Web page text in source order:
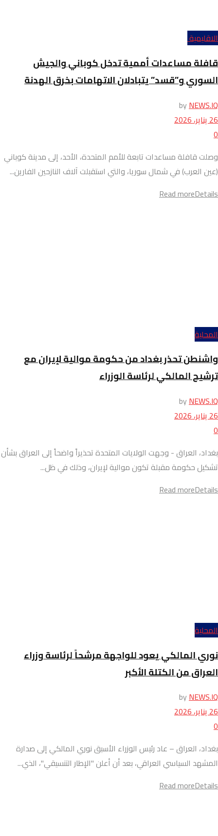
الاقليمية
قافلة مساعدات أممية تدخل كوباني والجيش
السوري و”قسد” يتبادلان الاتهامات بخرق الهدنة
byNEWS.IQ
26 يناير، 2026
0
وصلت قافلة مساعدات تابعة للأمم المتحدة، الأحد، إلى مدينة كوباني
(عين العرب) في شمال سوريا، والتي استقبلت آلاف النازحين الفارين...
Read moreDetails
المحلية
واشنطن تحذر بغداد من حكومة موالية لإيران مع
ترشيح المالكي لرئاسة الوزراء
byNEWS.IQ
26 يناير، 2026
0
بغداد، العراق - وجهت الولايات المتحدة تحذيراً واضحاً إلى العراق بشأن
تشكيل حكومة مقبلة تكون موالية لإيران، وذلك في ظل...
Read moreDetails
المحلية
نوري المالكي يعود للواجهة مرشحاً لرئاسة وزراء
العراق من الكتلة الأكبر
byNEWS.IQ
26 يناير، 2026
0
بغداد، العراق – عاد رئيس الوزراء الأسبق نوري المالكي إلى صدارة
المشهد السياسي العراقي، بعد أن أعلن "الإطار التنسيقي"، الذي...
Read moreDetails